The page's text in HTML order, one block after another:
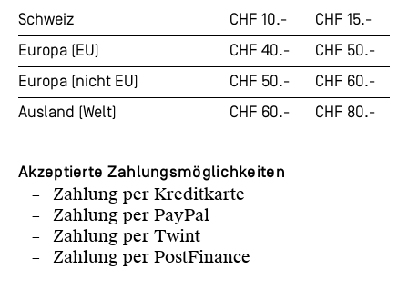
Schweiz
CHF 10.-
CHF 15.-
Europa (EU)
CHF 40.-
CHF 50.-
Europa (nicht EU)
CHF 50.-
CHF 60.-
Ausland (Welt)
CHF 60.- CHF 80.-
Akzeptierte Zahlungsmöglichkeiten
Zahlung per Kreditkarte
Zahlung per PayPal
Zahlung per Twint
Zahlung per PostFinance